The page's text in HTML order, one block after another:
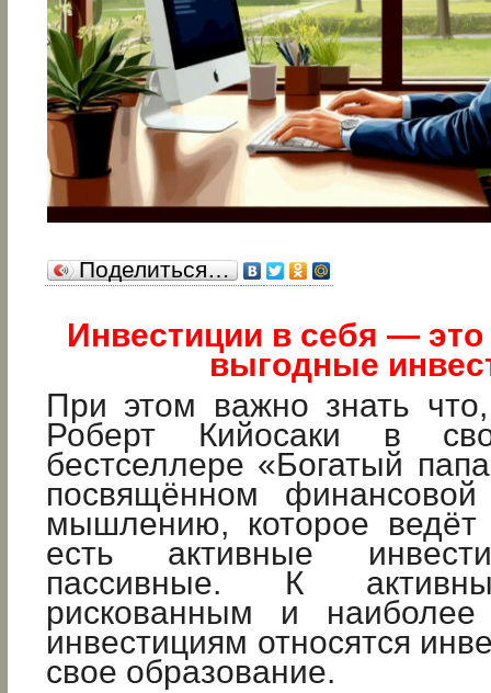
Поделиться…
Инвестиции в себя —
выгодные
При этом важно знать
Роберт Кийосаки в
бестселлере «Богатый
посвящённом
мышлению, которое ведёт
есть активные
пассивные. К
рискованным и наиболее
инвестициям относятся
свое образование.